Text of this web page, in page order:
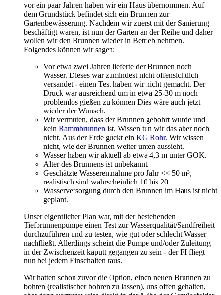
vor ein paar Jahren haben wir ein Haus übernommen. Auf
dem Grundstück befindet sich ein Brunnen zur
Gartenbewässerung. Nachdem wir zuerst mit der Sanierung
beschäftigt waren, ist nun der Garten an der Reihe und daher
wollen wir den Brunnen wieder in Betrieb nehmen.
Folgendes können wir sagen:
Vor etwa zwei Jahren lieferte der Brunnen noch
Wasser. Dieses war zumindest nicht offensichtlich
versandet - einen Test haben wir nicht gemacht. Der
Druck war ausreichend um in etwa 25-30 m noch
problemlos gießen zu können Dies wäre auch jetzt
wieder der Wunsch.
Wir vermuten, dass der Brunnen gebohrt wurde und
kein Rammbrunnen ist. Wissen tun wir das aber noch
nicht. Aus der Erde guckt ein KG Rohr. Wir wissen
nicht, wie der Brunnen weiter unten aussieht.
Wasser haben wir aktuell ab etwa 4,3 m unter GOK.
Alter des Brunnens ist unbekannt.
Geschätzte Wasserentnahme pro Jahr << 50 m³,
realistisch sind wahrscheinlich 10 bis 20.
Wasserversorgung durch den Brunnen im Haus ist nicht
geplant.
Unser eigentlicher Plan war, mit der bestehenden
Tiefbrunnenpumpe einen Test zur Wasserqualität/Sandfreiheit
durchzuführen und zu testen, wie gut oder schlecht Wasser
nachfließt. Allerdings scheint die Pumpe und/oder Zuleitung
in der Zwischenzeit kaputt gegangen zu sein - der FI fliegt
nun bei jedem Einschalten raus.
Wir hatten schon zuvor die Option, einen neuen Brunnen zu
bohren (realistischer bohren zu lassen), uns offen gehalten,